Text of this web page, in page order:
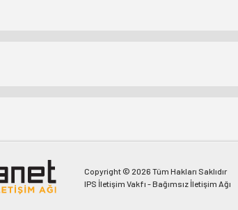
Copyright © 2026 Tüm Hakları Saklıdır
IPS İletişim Vakfı - Bağımsız İletişim Ağı